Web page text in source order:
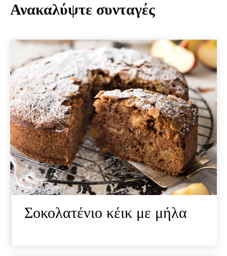
Ανακαλύψτε συνταγές
Σοκολατένιο κέικ με μήλα